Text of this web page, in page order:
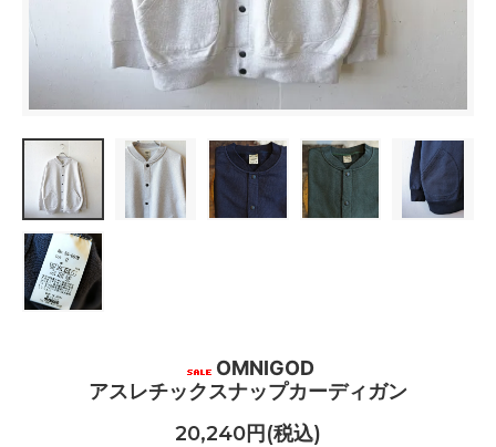
OMNIGOD
アスレチックスナップカーディガン
20,240円(税込)